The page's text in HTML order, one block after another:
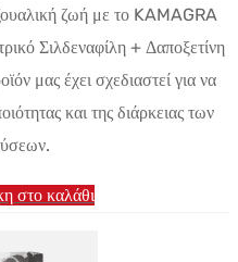
ζωή με το KAMAGRA
Σιλδεναφίλη + Δαποξετίνη
μας έχει σχεδιαστεί για να
και της διάρκειας των
στο καλάθι